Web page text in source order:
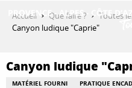
contenu
Accueil Que faire ?
Toutes
Canyon ludique "Caprie"
Canyon ludique
MATÉRIEL FOURNI PRATIQUE